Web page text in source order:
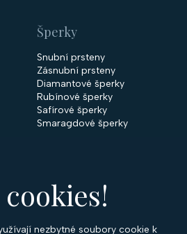
nezbytné soubory cookie k
Šperky
Snubní prsteny
Zásnubní prsteny
Diamantové šperky
Rubínové šperky
Safírové šperky
Smaragdové šperky